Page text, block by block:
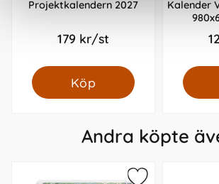
Projektkalendern 2027
179 kr/st
Köp
Kalender
Andra köpte